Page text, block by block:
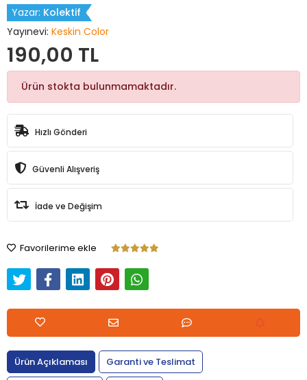
Yazar: Kolektif
Yayınevi: Keskin Color
190,00 TL
Ürün stokta bulunmamaktadır.
Hızlı Gönderi
Güvenli Alışveriş
İade ve Değişim
Favorilerime ekle
Ürün Açıklaması
Garanti ve Teslimat